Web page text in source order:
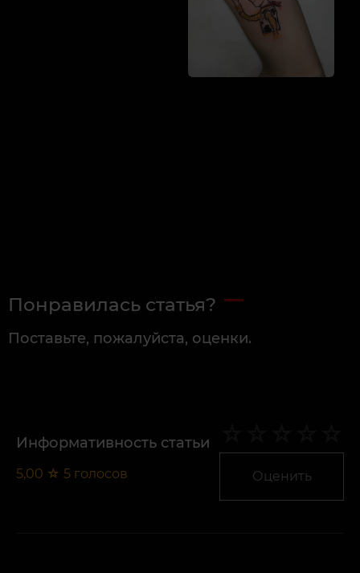
Понравилась статья?
Поставьте, пожалуйста, оценки.
Информативность статьи
5,00 ☆ 5 голосов Оценить